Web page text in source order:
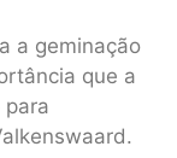
a geminação
que a